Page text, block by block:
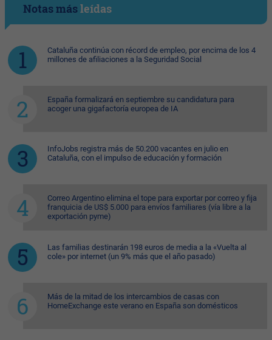
Notas másleídas
Cataluña continúa con récord de empleo, por encima de los 4
millones de afiliaciones a la Seguridad Social
España formalizará en septiembre su candidatura para
acoger una gigafactoría europea de IA
InfoJobs registra más de 50.200 vacantes en julio en
Cataluña, con el impulso de educación y formación
Correo Argentino elimina el tope para exportar por correo y fija
franquicia de US$ 5.000 para envíos familiares (vía libre a la
exportación pyme)
Las familias destinarán 198 euros de media a la «Vuelta al
cole» por internet (un 9% más que el año pasado)
Más de la mitad de los intercambios de casas con
HomeExchange este verano en España son domésticos